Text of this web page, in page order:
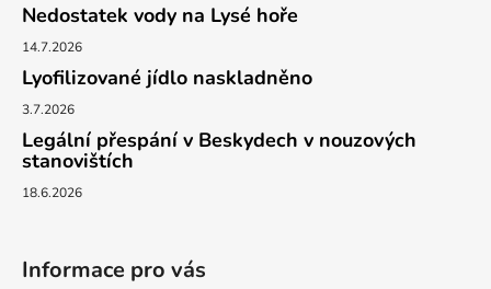
Nedostatek vody na Lysé hoře
14.7.2026
Lyofilizované jídlo naskladněno
3.7.2026
Legální přespání v Beskydech v nouzových
stanovištích
18.6.2026
Informace pro vás